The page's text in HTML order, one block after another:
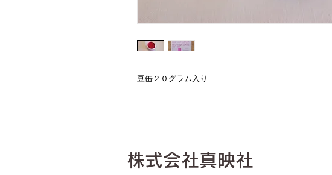
豆缶２０グラム入り
​株式会社真映社